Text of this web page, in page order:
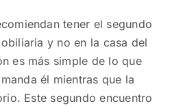
tener el segundo
y no en la casa del
es más simple de lo que
él mientras que la
Este segundo encuentro